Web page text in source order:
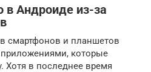
в Андроиде из-за
смартфонов и планшетов
которые
Хотя в последнее время